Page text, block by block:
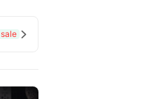
sale 